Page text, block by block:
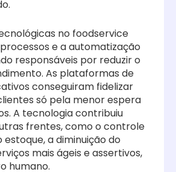
no foodservice
e a automatização
responsáveis por reduzir o
As plataformas de
conseguiram fidelizar
só pela menor espera
A tecnologia contribuiu
frentes, como o controle
a diminuição do
mais ágeis e assertivos,
humano.